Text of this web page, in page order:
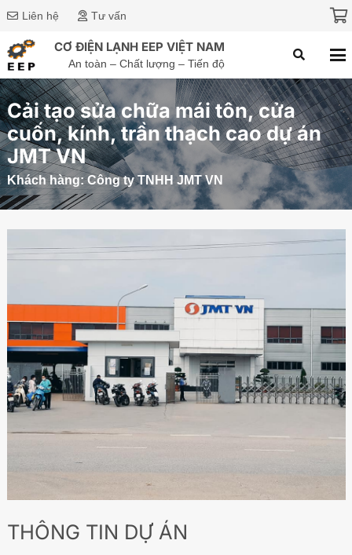
Liên hệ Tư vấn
CƠ ĐIỆN LẠNH EEP VIỆT NAM
An toàn – Chất lượng – Tiến độ
Cải tạo sửa chữa mái tôn, cửa
cuốn, kính, trần thạch cao dự án
JMT VN
Khách hàng:Công ty TNHH JMT VN
THÔNG TIN DỰ ÁN